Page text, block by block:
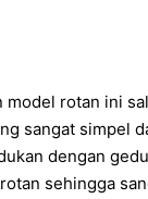
rotan ini
sangat simpel
dengan
sehingga